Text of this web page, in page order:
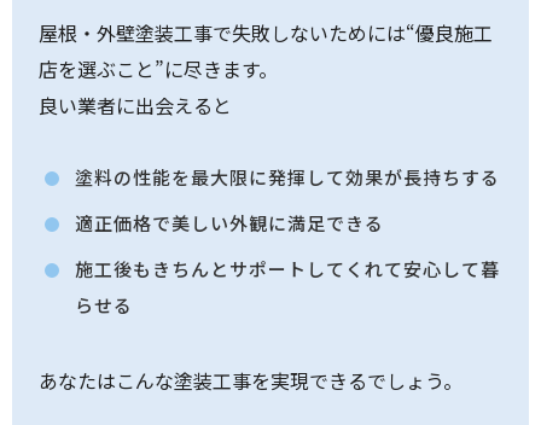
屋根・外壁塗装工事で失敗しないためには“優良施工
店を選ぶこと”に尽きます。
良い業者に出会えると
塗料の性能を最大限に発揮して効果が長持ちする
適正価格で美しい外観に満足できる
施工後もきちんとサポートしてくれて安心して暮
らせる
あなたはこんな塗装工事を実現できるでしょう。